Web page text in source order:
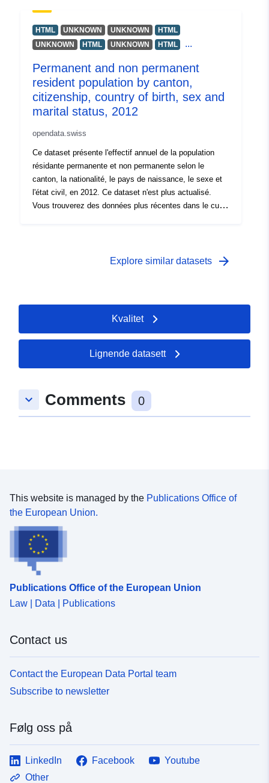
below).
HTML UNKNOWN UNKNOWN
HTML
UNKNOWN
HTML UNKNOWN HTML ...
Permanent and non permanent
resident population by canton,
citizenship, country of birth, sex and
marital status, 2012
opendata.swiss
Ce dataset présente l'effectif annuel de la population
résidante permanente et non permanente selon le
canton, la nationalité, le pays de naissance, le sexe et
l'état civil, en 2012. Ce dataset n'est plus actualisé.
Vous trouverez des données plus récentes dans le cube
Explore similar datasets arrow_forward
Kvalitet
Lignende datasett
keyboard_arrow_down Comments 0
This website is managed by the Publications Office of
the European Union.
Publications Office of the European Union
Law | Data | Publications
Contact us
Contact the European Data Portal team
Subscribe to newsletter
Følg oss på
LinkedIn Facebook
Youtube
Other